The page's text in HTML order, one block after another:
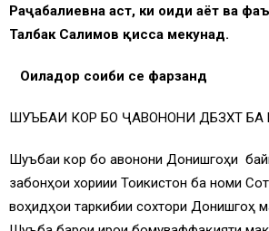
Раҷабалиевна аст, ки оиди аёт ва
Талбак Салимов қисса мекунад.
Оиладор соиби се фарзанд
ШУЪБАИ КОР БО ҶАВОНОНИ ДБЗХТ БА
Шуъбаи кор бо ҷавонони Донишгоҳи
забонҳои хориҷии Тоҷикистон ба номи
воҳидҳои таркибии сохтори Донишгоҳ